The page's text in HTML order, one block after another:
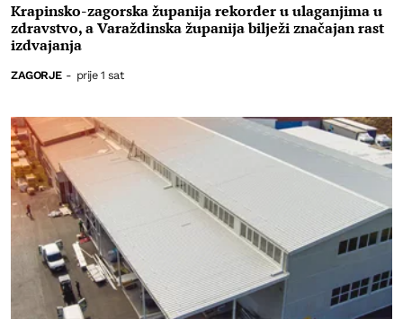
Krapinsko-zagorska županija rekorder u ulaganjima u
zdravstvo, a Varaždinska županija bilježi značajan rast
izdvajanja
ZAGORJE - prije 1 sat